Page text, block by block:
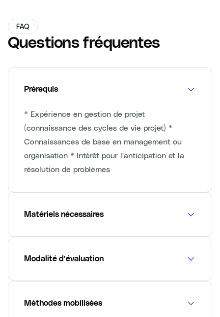
FAQ
Questions fréquentes
Prérequis
* Expérience en gestion de projet
(connaissance des cycles de vie projet) *
Connaissances de base en management ou
organisation * Intérêt pour l'anticipation et la
résolution de problèmes
Matériels nécessaires
Modalité d’évaluation
Méthodes mobilisées